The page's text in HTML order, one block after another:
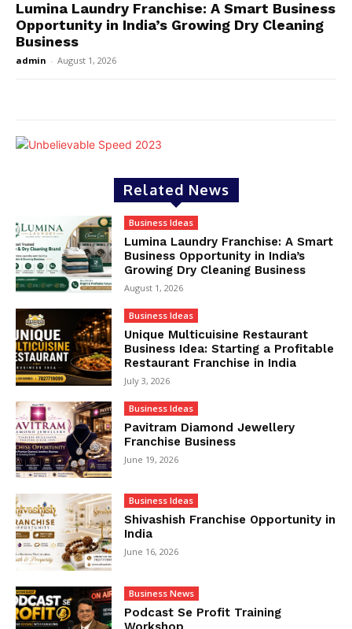
Lumina Laundry Franchise: A Smart Business
Opportunity in India’s Growing Dry Cleaning
Business
admin - August 1, 2026
Related News
Business Ideas
Lumina Laundry Franchise: A Smart
Business Opportunity in India’s
Growing Dry Cleaning Business
August 1, 2026
Business Ideas
Unique Multicuisine Restaurant
Business Idea: Starting a Profitable
Restaurant Franchise in India
July 3, 2026
Business Ideas
Pavitram Diamond Jewellery
Franchise Business
June 19, 2026
Business Ideas
Shivashish Franchise Opportunity in
India
June 16, 2026
Business News
Podcast Se Profit Training